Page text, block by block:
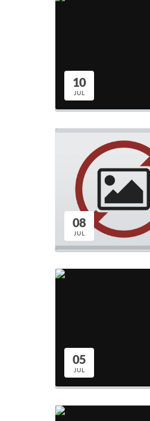
10
JUL
08
JUL
05
JUL